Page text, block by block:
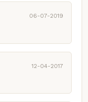
06-07-2019
12-04-2017